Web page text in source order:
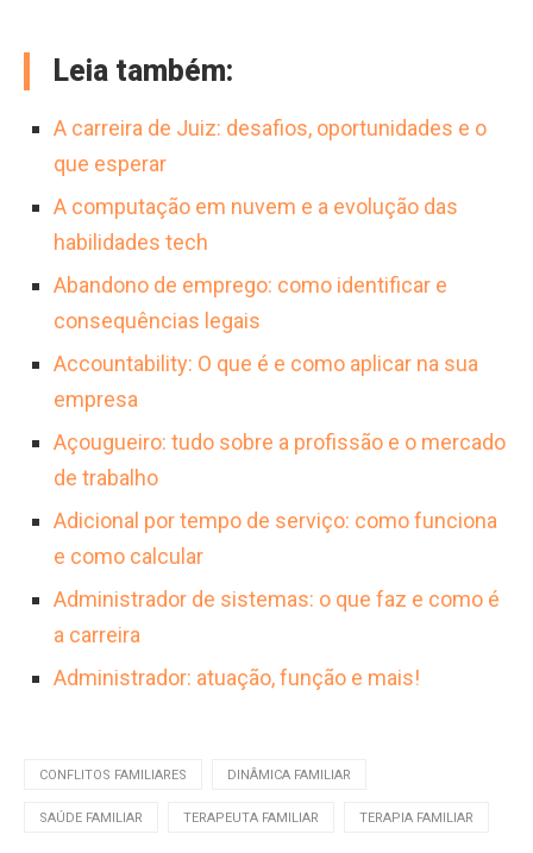
Leia também:
A carreira de Juiz: desafios, oportunidades e o
que esperar
A computação em nuvem e a evolução das
habilidades tech
Abandono de emprego: como identificar e
consequências legais
Accountability: O que é e como aplicar na sua
empresa
Açougueiro: tudo sobre a profissão e o mercado
de trabalho
Adicional por tempo de serviço: como funciona
e como calcular
Administrador de sistemas: o que faz e como é
a carreira
Administrador: atuação, função e mais!
CONFLITOS FAMILIARES DINÂMICA FAMILIAR
SAÚDE FAMILIAR TERAPEUTA FAMILIAR TERAPIA FAMILIAR